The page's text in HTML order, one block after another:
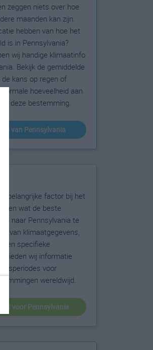
zeggen niets over hoe
maanden kan zijn.
hebben van hoe het
is in Pennsylvania?
wij handige klimaatinfo
Bekijk de gemiddelde
kans op regen of
normale hoeveelheid aan
deze bestemming.
van Pennsylvania
belangrijke factor bij het
wat de beste
naar Pennsylvania te
van klimaatgegevens,
en specifieke
bieden wij informatie
reisperiodes voor
wereldwijd.
voor Pennsylvania